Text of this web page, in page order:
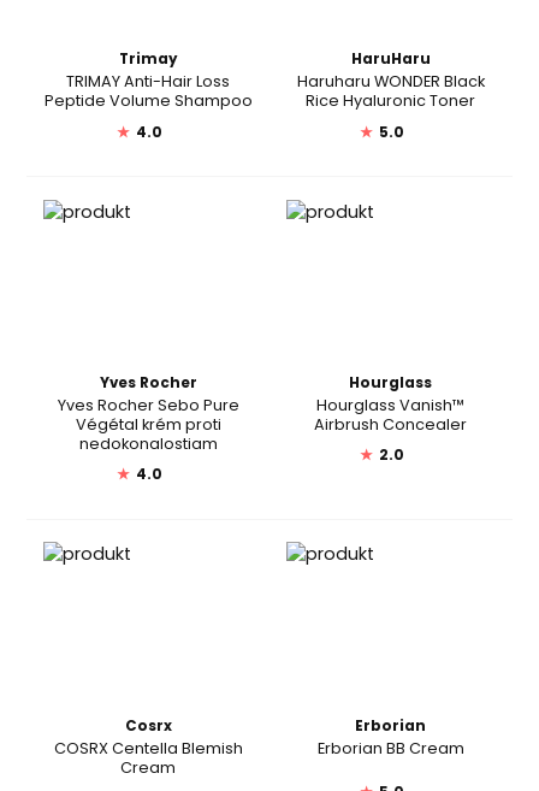
Trimay
TRIMAY Anti-Hair Loss
Peptide Volume Shampoo
★ 4.0
HaruHaru
Haruharu WONDER Black
Rice Hyaluronic Toner
★ 5.0
Yves Rocher
Yves Rocher Sebo Pure
Végétal krém proti
nedokonalostiam
★ 4.0
Hourglass
Hourglass Vanish™
Airbrush Concealer
★ 2.0
Cosrx
COSRX Centella Blemish
Cream
Erborian
Erborian BB Cream